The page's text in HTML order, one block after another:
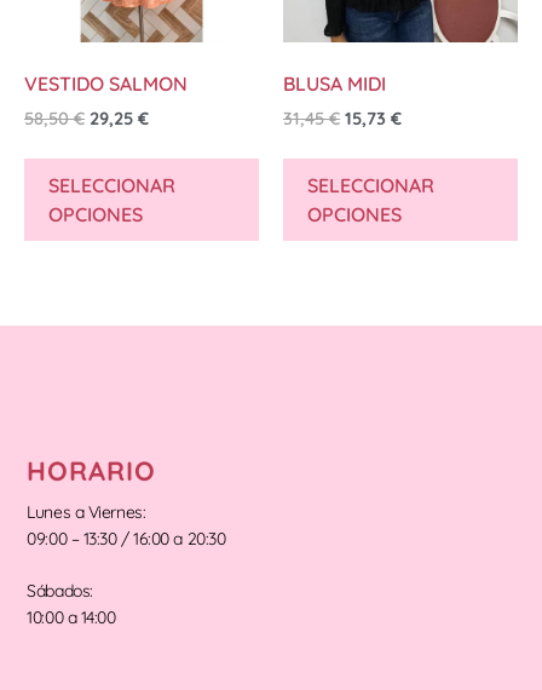
VESTIDO SALMON
58,50€ 29,25 €
SELECCIONAR
OPCIONES
BLUSA MIDI
31,45€ 15,73 €
SELECCIONAR
OPCIONES
HORARIO
Lunes a Viernes:
09:00 – 13:30 / 16:00 a 20:30
Sábados:
10:00 a 14:00